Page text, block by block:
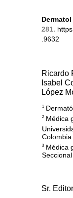
Dermatol
281.
.9632
Ricardo
Isabel
López
1
2 Médica
Colombia.
3 Médica
Sr.